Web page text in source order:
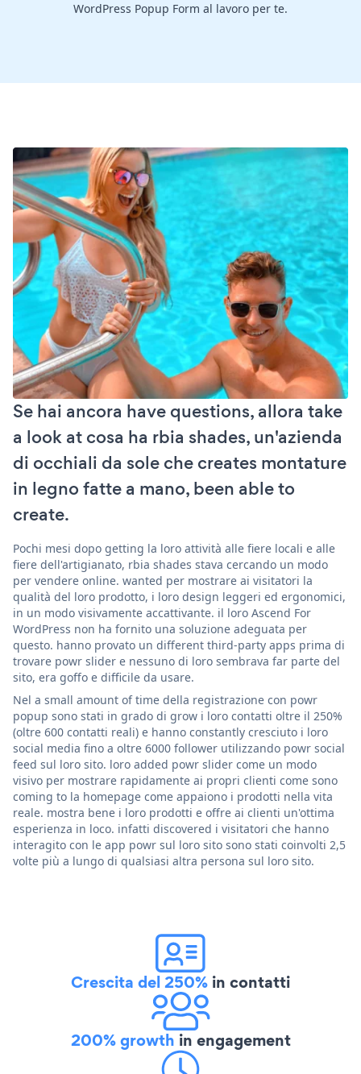
WordPress Popup Form al lavoro per te.
Se hai ancora have questions, allora take
a look at cosa ha rbia shades, un'azienda
di occhiali da sole che creates montature
in legno fatte a mano, been able to
create.
Pochi mesi dopo getting la loro attività alle fiere locali e alle
fiere dell'artigianato, rbia shades stava cercando un modo
per vendere online. wanted per mostrare ai visitatori la
qualità del loro prodotto, i loro design leggeri ed ergonomici,
in un modo visivamente accattivante. il loro Ascend For
WordPress non ha fornito una soluzione adeguata per
questo. hanno provato un different third-party apps prima di
trovare powr slider e nessuno di loro sembrava far parte del
sito, era goffo e difficile da usare.
Nel a small amount of time della registrazione con powr
popup sono stati in grado di grow i loro contatti oltre il 250%
(oltre 600 contatti reali) e hanno constantly cresciuto i loro
social media fino a oltre 6000 follower utilizzando powr social
feed sul loro sito. loro added powr slider come un modo
visivo per mostrare rapidamente ai propri clienti come sono
coming to la homepage come appaiono i prodotti nella vita
reale. mostra bene i loro prodotti e offre ai clienti un'ottima
esperienza in loco. infatti discovered i visitatori che hanno
interagito con le app powr sul loro sito sono stati coinvolti 2,5
volte più a lungo di qualsiasi altra persona sul loro sito.
Crescita del 250% in contatti
200% growth in engagement